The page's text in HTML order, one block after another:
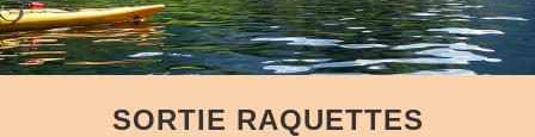
SORTIE RAQUETTES